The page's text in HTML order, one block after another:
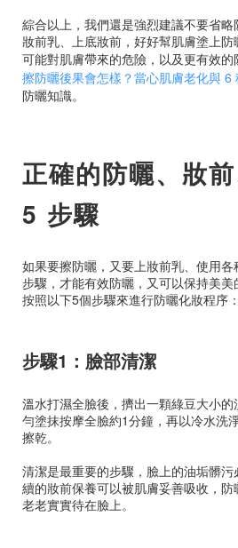
綜合以上，我們還是強烈建議不要省
妝前乳、上底妝前，好好幫肌膚塗上
可能對肌膚帶來的危險，以及更有效的
擦防曬後果會怎樣？當心肌膚老化與 6
防曬知識。
正確的防曬、妝
5 步驟
如果要擦防曬，又要上妝前乳、使用
步驟，才能有效防曬，又可以保持美
按照以下5個步驟來進行防曬化妝程序：
步驟1：臉部清潔
溫水打濕全臉後，擠出一顆綠豆大小
勻塗抹按摩全臉約1分鐘，再以冷水洗
擦乾。
清潔是最重要的步驟，臉上的油垢髒
續的妝前保養可以被肌膚妥善吸收，
老老實實待在臉上。